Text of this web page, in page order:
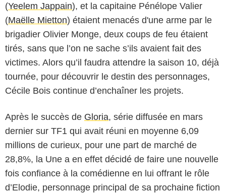
(Yeelem Jappain), et la capitaine Pénélope Valier
(Maëlle Mietton) étaient menacés d'une arme par le
brigadier Olivier Monge, deux coups de feu étaient
tirés, sans que l’on ne sache s’ils avaient fait des
victimes. Alors qu’il faudra attendre la saison 10, déjà
tournée, pour découvrir le destin des personnages,
Cécile Bois continue d’enchaîner les projets.
Après le succès de Gloria, série diffusée en mars
dernier sur TF1 qui avait réuni en moyenne 6,09
millions de curieux, pour une part de marché de
28,8%, la Une a en effet décidé de faire une nouvelle
fois confiance à la comédienne en lui offrant le rôle
d’Elodie, personnage principal de sa prochaine fiction